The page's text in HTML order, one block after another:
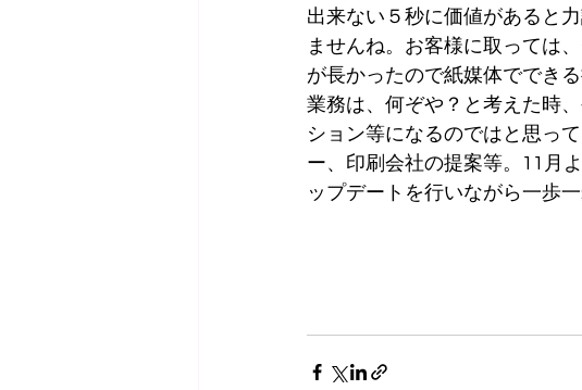
出来ない５秒に価値があると
ませんね。お客様に取っては
が長かったので紙媒体ででき
業務は、何ぞや？と考えた時
ション等になるのではと思っ
ー、印刷会社の提案等。11月
ップデートを行いながら一歩